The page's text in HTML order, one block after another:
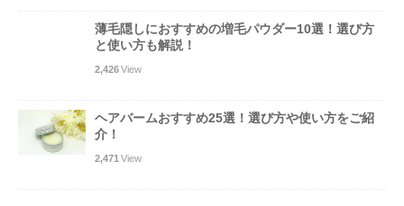
薄毛隠しにおすすめの増毛パウダー10選！選び方
と使い方も解説！
2,426View
ヘアバームおすすめ25選！選び方や使い方をご紹
介！
2,471View